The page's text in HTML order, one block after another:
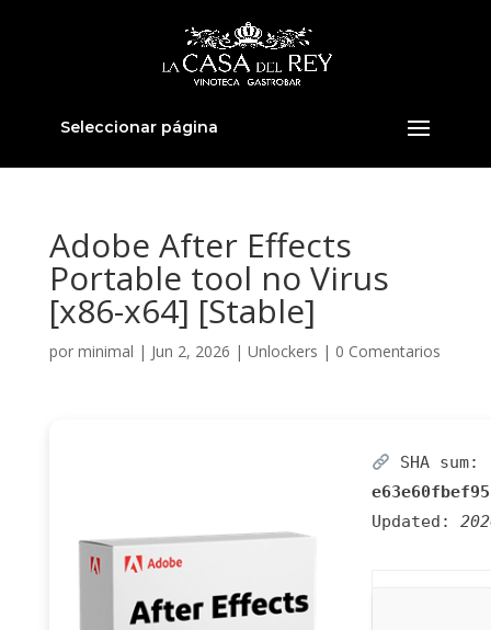
Seleccionar página
Adobe After Effects
Portable tool no Virus
[x86-x64] [Stable]
por minimal | Jun 2, 2026 | Unlockers | 0 Comentarios
SHA sum:
Updated: